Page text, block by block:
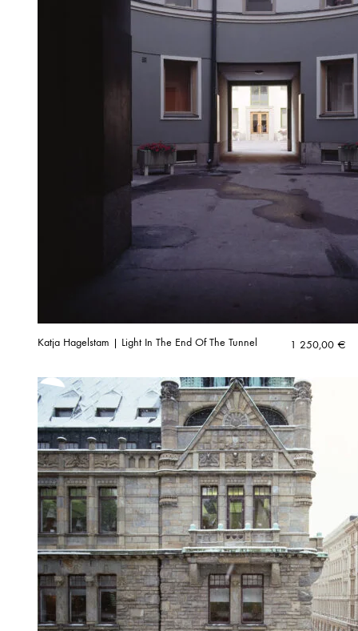
Katja Hagelstam | Light In The End Of The Tunnel 1 250,00 €